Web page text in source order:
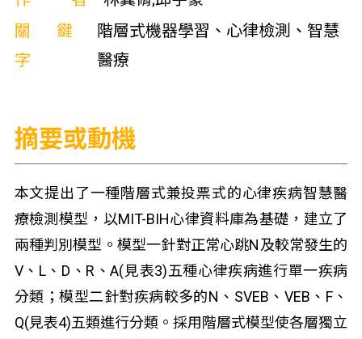
關鍵
字
階層式機器學習、心律檢測、智慧
醫療
摘要或動機
本文提出了一種階層式兼投票式的心律疾病智慧醫
療檢測模型，以MIT-BIH心律資料庫為基礎，建立了
兩種判別模型。模型一針對正常心跳N及較常發生的
V、L、D、R、A(見表3)五種心律疾病進行單一疾病
分類；模型二針對疾病較多的N、SVEB、VEB、F、
Q(見表4)五類進行分類。採用階層式模型使各層獨立